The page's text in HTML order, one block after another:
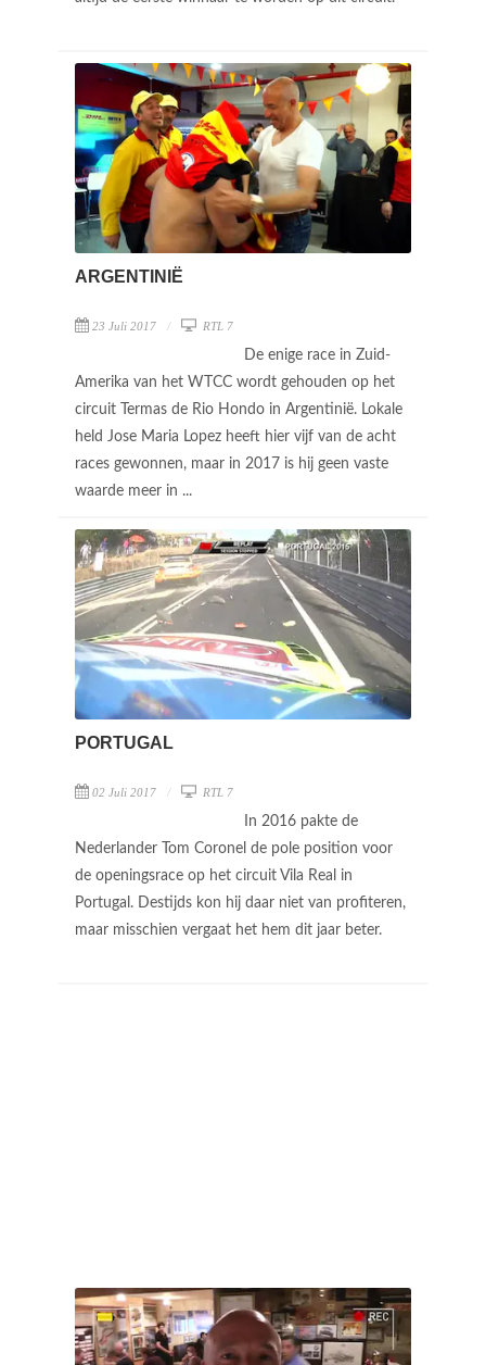
ARGENTINIË
23 Juli 2017 RTL 7
De enige race in Zuid-
Amerika van het WTCC wordt gehouden op het
circuit Termas de Rio Hondo in Argentinië. Lokale
held Jose Maria Lopez heeft hier vijf van de acht
races gewonnen, maar in 2017 is hij geen vaste
waarde meer in ...
PORTUGAL
02 Juli 2017 RTL 7
In 2016 pakte de
Nederlander Tom Coronel de pole position voor
de openingsrace op het circuit Vila Real in
Portugal. Destijds kon hij daar niet van profiteren,
maar misschien vergaat het hem dit jaar beter.